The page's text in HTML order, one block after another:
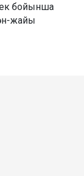
бойынша
жайы